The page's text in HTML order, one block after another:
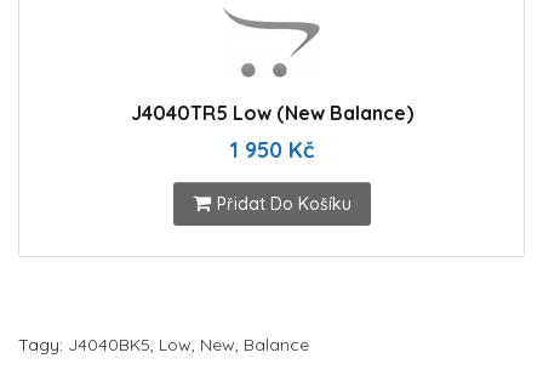
J4040TR5 Low (New Balance)
1 950 Kč
Přidat Do Košíku
Tagy: J4040BK5, Low, New, Balance